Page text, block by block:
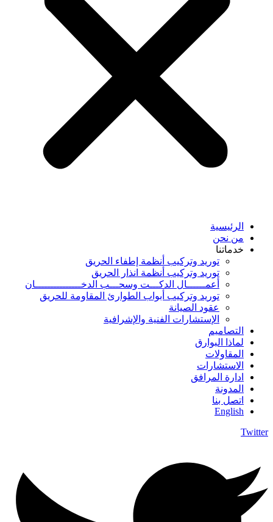
الرئيسية
من نحن
خدماتنا
توريد وتركيب أنظمة إطفاء الحريق
توريد وتركيب أنظمة انذار الحريق
أعمــــــال الدكـــت وسحـــب الدخـــــــــــــــان
توريد وتركيب أبواب الطوارئ المقاومة للحريق
عقود الصيانة
الإستشارات الفنية والإشرافية
التصاميم
لماذا البوارق
المقاولات
الاستشارات
ادارة المرافق
المدونة
اتصل بنا
English
Twitter